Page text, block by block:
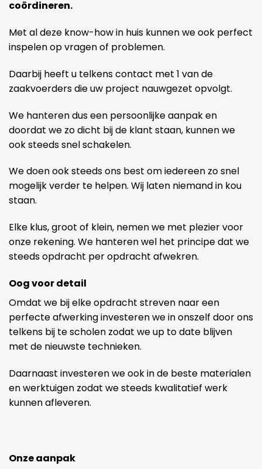
coördineren.
Met al deze know-how in huis kunnen we ook perfect
inspelen op vragen of problemen.
Daarbij heeft u telkens contact met 1 van de
zaakvoerders die uw project nauwgezet opvolgt.
We hanteren dus een persoonlijke aanpak en
doordat we zo dicht bij de klant staan, kunnen we
ook steeds snel schakelen.
We doen ook steeds ons best om iedereen zo snel
mogelijk verder te helpen. Wij laten niemand in kou
staan.
Elke klus, groot of klein, nemen we met plezier voor
onze rekening. We hanteren wel het principe dat we
steeds opdracht per opdracht afwekren.
Oog voor detail
Omdat we bij elke opdracht streven naar een
perfecte afwerking investeren we in onszelf door ons
telkens bij te scholen zodat we up to date blijven
met de nieuwste technieken.
Daarnaast investeren we ook in de beste materialen
en werktuigen zodat we steeds kwalitatief werk
kunnen afleveren.
Onze aanpak